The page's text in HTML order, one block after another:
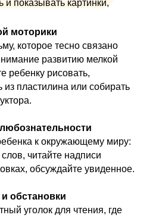
и показывать картинки,
моторики
которое тесно связано
развитию мелкой
ребенку рисовать,
из пластилина или собирать
к окружающему миру:
читайте надписи
обсуждайте увиденное.
обстановки
уголок для чтения, где